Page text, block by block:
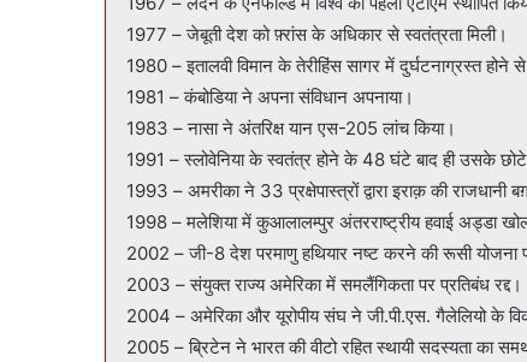
1977 – जेबूती देश को फ़्रांस के अधिकार से स्वतंत्रता मिली।
1980 – इतालवी विमान के तेरीहिंस सागर में दुर्घटनाग्रस्त होने
1981 – कंबोडिया ने अपना संविधान अपनाया।
1983 – नासा ने अंतरिक्ष यान एस-205 लांच किया।
1991 – स्लोवेनिया के स्वतंत्र होने के 48 घंटे बाद ही उसके
1993 – अमरीका ने 33 प्रक्षेपास्त्रों द्वारा इराक़ की
1998 – मलेशिया में कुआलालम्पुर अंतरराष्ट्रीय हवाई अड्डा
2002 – जी-8 देश परमाणु हथियार नष्ट करने की रूसी योजना
2003 – संयुक्त राज्य अमेरिका में समलैंगिकता पर प्रतिबंध रद्द।
2004 – अमेरिका और यूरोपीय संघ ने जी.पी.एस. गैलेलियो के
2005 – ब्रिटेन ने भारत की वीटो रहित स्थायी सदस्यता का